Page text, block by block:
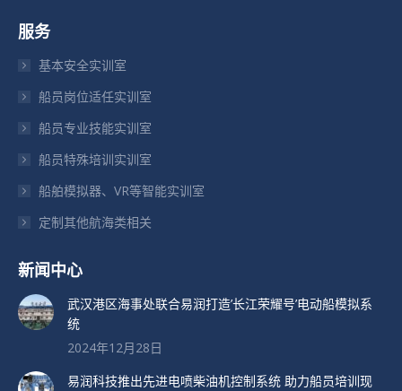
在
新
口
中
打
新
口
中
打
新
口
中
打
服务
基本安全实训室
船员岗位适任实训室
船员专业技能实训室
船员特殊培训实训室
船舶模拟器、VR等智能实训室
定制其他航海类相关
新闻中心
武汉港区海事处联合易润打造’长江荣耀号’电动船模拟系
统
2024年12月28日
易润科技推出先进电喷柴油机控制系统 助力船员培训现